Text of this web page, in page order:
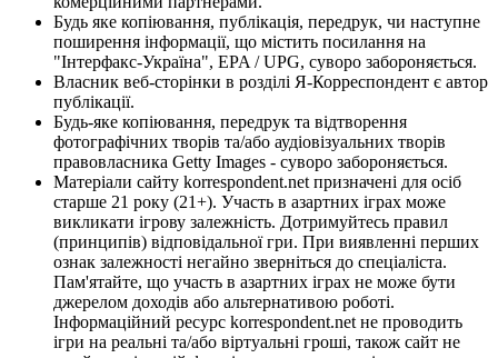
Будь яке копіювання, публікація, передрук, чи наступне
поширення інформації, що містить посилання на
"Інтерфакс-Україна", EPA / UPG, суворо забороняється.
Власник веб-сторінки в розділі Я-Корреспондент є автор
публікації.
Будь-яке копіювання, передрук та відтворення
фотографічних творів та/або аудіовізуальних творів
правовласника Getty Images - суворо забороняється.
Матеріали сайту korrespondent.net призначені для осіб
старше 21 року (21+). Участь в азартних іграх може
викликати ігрову залежність. Дотримуйтесь правил
(принципів) відповідальної гри. При виявленні перших
ознак залежності негайно зверніться до спеціаліста.
Пам'ятайте, що участь в азартних іграх не може бути
джерелом доходів або альтернативою роботі.
Інформаційний ресурс korrespondent.net не проводить
ігри на реальні та/або віртуальні гроші, також сайт не